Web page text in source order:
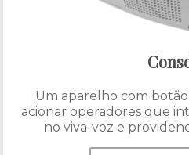
Um aparelho com
acionar operadores que
no viva-voz e